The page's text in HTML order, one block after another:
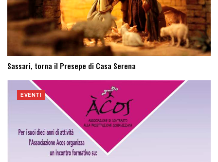
Sassari, torna il Presepe di Casa Serena
EVENTI